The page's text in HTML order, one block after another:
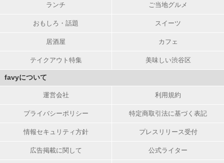
ランチ ご当地グルメ
おもしろ・話題 スイーツ
居酒屋 カフェ
テイクアウト特集 美味しい渋谷区
favyについて
運営会社 利用規約
プライバシーポリシー 特定商取引法に基づく表記
情報セキュリティ方針 プレスリリース受付
広告掲載に関して 公式ライター